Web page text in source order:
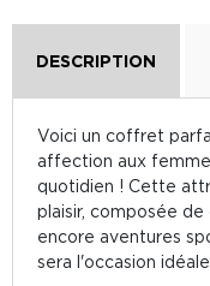
DESCRIPTION
Voici un coffret
affection aux
quotidien ! Cette
plaisir, composée
encore aventures
sera l'occasion